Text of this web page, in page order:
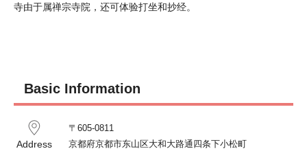
寺由于属禅宗寺院，还可体验打坐和抄经。
Basic Information
Address
〒605-0811
京都府京都市东山区大和大路通四条下小松町